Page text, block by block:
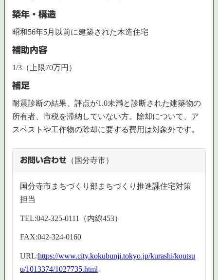
築年・構造
昭和56年5月以前に建築された木造住宅
補助内容
1/3（上限70万円）
補足
耐震診断の結果、評点が1.0未満と診断された建築物の
所有者、市税を滞納していない方。除却について、ア
スベストや工作物の除却に要する費用は対象外です。
お問い合わせ （国分寺市）
国分寺市まちづくり部まちづくり推進課住宅対策
担当
TEL:042-325-0111（内線453）
FAX:042-324-0160
URL:https://www.city.kokubunji.tokyo.jp/kurashi/koutsu
u/1013374/1027735.html